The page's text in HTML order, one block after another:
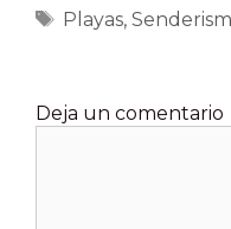
Etiquetas
Playas,
Deja un comentario